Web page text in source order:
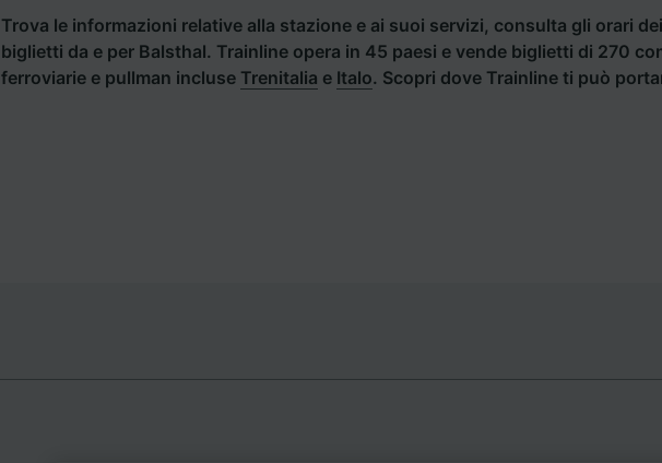
Trova le informazioni relative alla stazione e ai suoi servizi, consulta gli orari
biglietti da e per Balsthal. Trainline opera in 45 paesi e vende biglietti di 270
ferroviarie e pullman incluse Trenitalia e Italo. Scopri dove Trainline ti può